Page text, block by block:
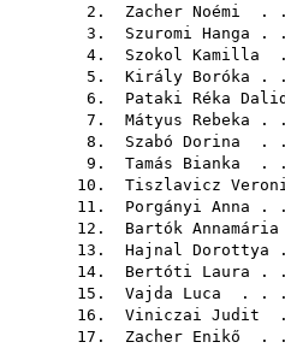
2. Zacher Noémi .
3. Szuromi Hanga .
4. Szokol Kamilla .
5. Király Boróka .
6. Pataki Réka
7. Mátyus Rebeka .
8. Szabó Dorina .
9. Tamás Bianka .
10. Tiszlavicz
11. Porgányi Anna .
12. Bartók Annamária
13. Hajnal Dorottya
14. Bertóti Laura .
15. Vajda Luca . .
16. Viniczai Judit .
17. Zacher Enikő .